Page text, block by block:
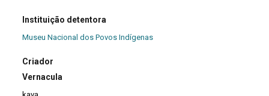
Instituição detentora
Museu Nacional dos Povos Indígenas
Criador
Vernacula